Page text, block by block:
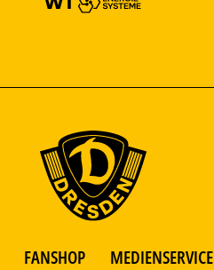
FANSHOP MEDIENSERVICE